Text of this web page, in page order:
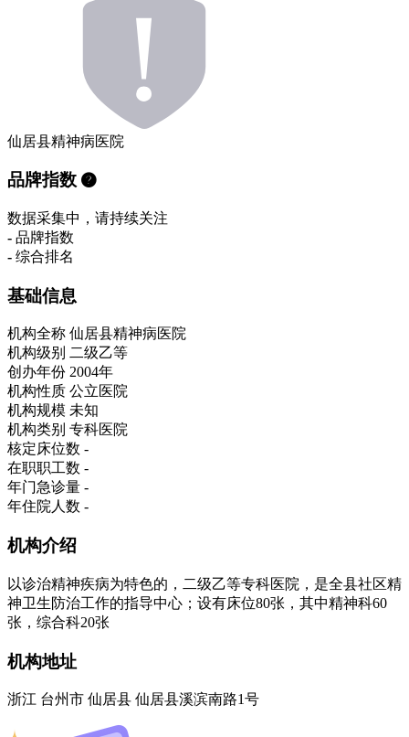
仙居县精神病医院
品牌指数
数据采集中，请持续关注
- 品牌指数
- 综合排名
基础信息
机构全称 仙居县精神病医院
机构级别 二级乙等
创办年份 2004年
机构性质 公立医院
机构规模 未知
机构类别 专科医院
核定床位数 -
在职职工数 -
年门急诊量 -
年住院人数 -
机构介绍
以诊治精神疾病为特色的，二级乙等专科医院，是全县社区精
神卫生防治工作的指导中心；设有床位80张，其中精神科60
张，综合科20张
机构地址
浙江 台州市 仙居县 仙居县溪滨南路1号